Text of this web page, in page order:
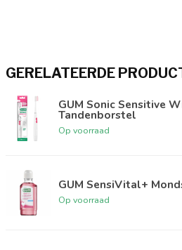
GERELATEERDE
GUM Sonic Sensitive
Tandenborstel
Op voorraad
GUM SensiVital+
Op voorraad